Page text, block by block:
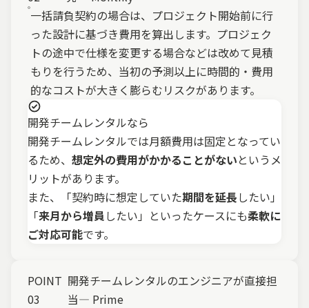
一括請負契約の場合は、プロジェクト開始前に行
った設計に基づき費用を算出します。プロジェク
トの途中で仕様を変更する場合などは改めて見積
もりを行うため、当初の予測以上に時間的・費用
的なコストが大きく膨らむリスクがあります。
開発チームレンタルなら
開発チームレンタルでは月額費用は固定となってい
るため、 想定外の費用がかかることがないというメ
リットがあります。
また、「契約時に想定していた期間を延長したい」
「来月から増員 したい」といったケースにも柔軟に
ご対応可能です。
POINT
03
開発チームレンタルのエンジニアが直接担
当― Prime